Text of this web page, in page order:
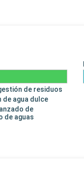
de residuos
de agua dulce
de
de aguas